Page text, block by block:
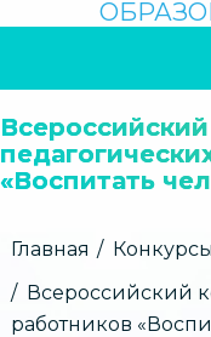
НАВИГАЦИЯ
«Воспитать
Строка
Главная
Конкурсы
Всероссийский
работников